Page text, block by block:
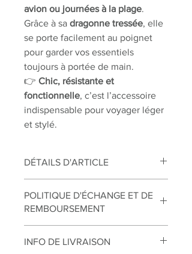
avion ou journées à la plage.
Grâce à sa dragonne tressée, elle
se porte facilement au poignet
pour garder vos essentiels
toujours à portée de main.
👉 Chic, résistante et
fonctionnelle, c’est l’accessoire
indispensable pour voyager léger
et stylé.
DÉTAILS D'ARTICLE
ZIP : blanc
TAILLE : H=22cm L=35cm
POLITIQUE D'ÉCHANGE ET DE
REMBOURSEMENT
Vous disposez d’un délai de 14 jours à
INFO DE LIVRAISON